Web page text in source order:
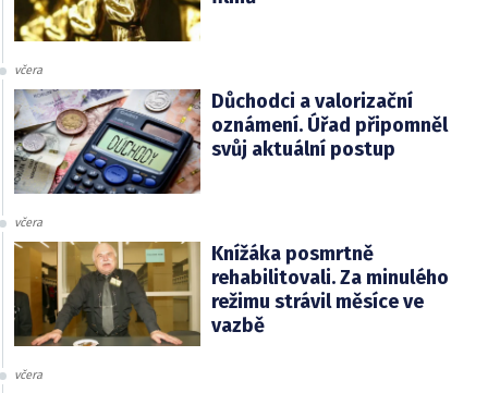
včera
Důchodci a valorizační
oznámení. Úřad připomněl
svůj aktuální postup
včera
Knížáka posmrtně
rehabilitovali. Za minulého
režimu strávil měsíce ve
vazbě
včera